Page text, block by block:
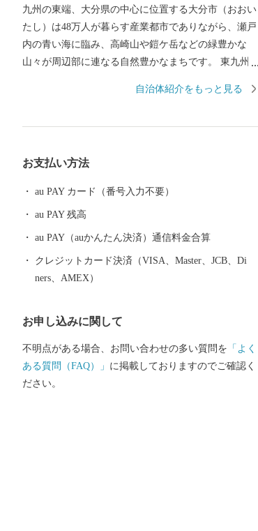
九州の東端、大分県の中心に位置する大分市（おおい
たし）は48万人が暮らす産業都市でありながら、瀬戸
内の青い海に臨み、高崎山や鎧ケ岳などの緑豊かな
山々が周辺部に連なる自然豊かなまちです。 東九州経
代より日本を代表する国際色豊かな貿易都市・南蛮文
れ、全国ブランド「関あじ・関さば」をはじめとした
海産物や、「豊後牛」「おおいた和牛」など様々な農
る」「吉野の鶏めし」など多彩な食資源に恵まれた自
然と都市が共存するまちです。 ふるさと大分市応援寄
ては、年度内の回数制限は現在設けておりません。 ・
返礼品のお届けには1～2ヶ月程度かかることがありま
す。 ・返礼品の写真はイメージです。 ※長期不在、住
自治体紹介をもっと見る
お支払い方法
au PAY カード（番号入力不要）
au PAY 残高
au PAY（auかんたん決済）通信料金合算
クレジットカード決済（VISA、Master、JCB、Di
ners、AMEX）
お申し込みに関して
不明点がある場合、お問い合わせの多い質問を 「よく
ある質問（FAQ）」 に掲載しておりますのでご確認く
ださい。